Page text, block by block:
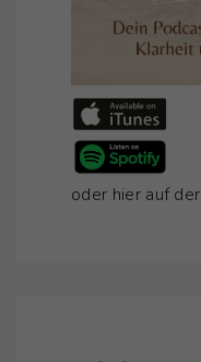
oder hier auf der